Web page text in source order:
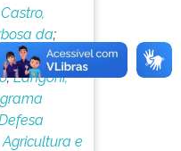
Castro,
da;
Benedito
;Langoni,
e